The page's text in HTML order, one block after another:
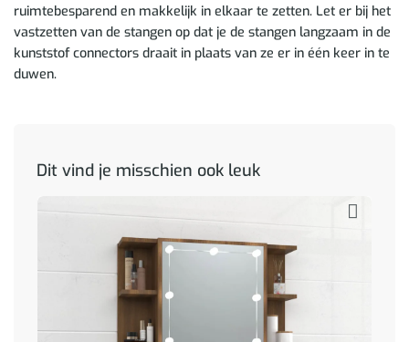
ruimtebesparend en makkelijk in elkaar te zetten. Let er bij het
vastzetten van de stangen op dat je de stangen langzaam in de
kunststof connectors draait in plaats van ze er in één keer in te
duwen.
Dit vind je misschien ook leuk